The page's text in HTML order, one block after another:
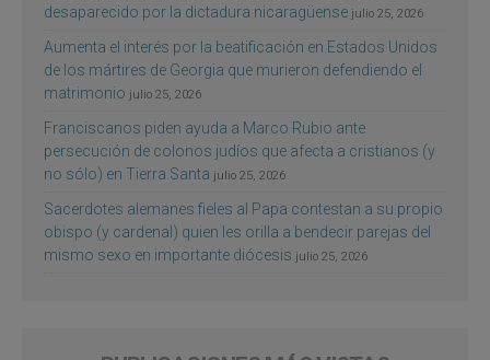
desaparecido por la dictadura nicaragüense julio 25, 2026
Aumenta el interés por la beatificación en Estados Unidos
de los mártires de Georgia que murieron defendiendo el
matrimonio julio 25, 2026
Franciscanos piden ayuda a Marco Rubio ante
persecución de colonos judíos que afecta a cristianos (y
no sólo) en Tierra Santa julio 25, 2026
Sacerdotes alemanes fieles al Papa contestan a su propio
obispo (y cardenal) quien les orilla a bendecir parejas del
mismo sexo en importante diócesis julio 25, 2026